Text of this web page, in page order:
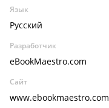
Язык
Русский
Разработчик
eBookMaestro.com
Сайт
www.ebookmaestro.com